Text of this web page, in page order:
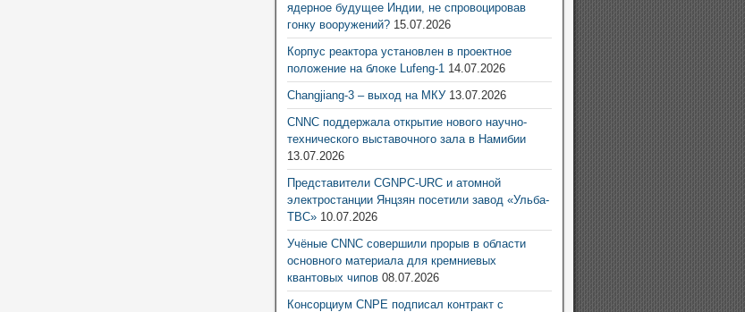
ядерное будущее Индии, не спровоцировав
гонку вооружений? 15.07.2026
Корпус реактора установлен в проектное
положение на блоке Lufeng-1 14.07.2026
Changjiang-3 – выход на МКУ 13.07.2026
CNNC поддержала открытие нового научно-
технического выставочного зала в Намибии
13.07.2026
Представители CGNPC-URC и атомной
электростанции Янцзян посетили завод «Ульба-
ТВС» 10.07.2026
Учёные CNNC совершили прорыв в области
основного материала для кремниевых
квантовых чипов 08.07.2026
Консорциум CNPE подписал контракт с